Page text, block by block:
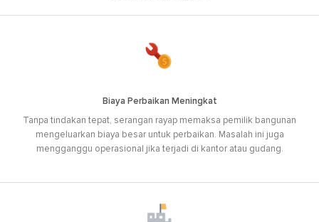
Biaya Perbaikan Meningkat
Tanpa tindakan tepat, serangan rayap memaksa pemilik bangunan
mengeluarkan biaya besar untuk perbaikan. Masalah ini juga
mengganggu operasional jika terjadi di kantor atau gudang.